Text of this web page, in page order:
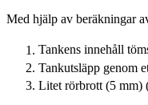
Med hjälp av beräkningar
Tankens innehåll
Tankutsläpp genom
Litet rörbrott (5